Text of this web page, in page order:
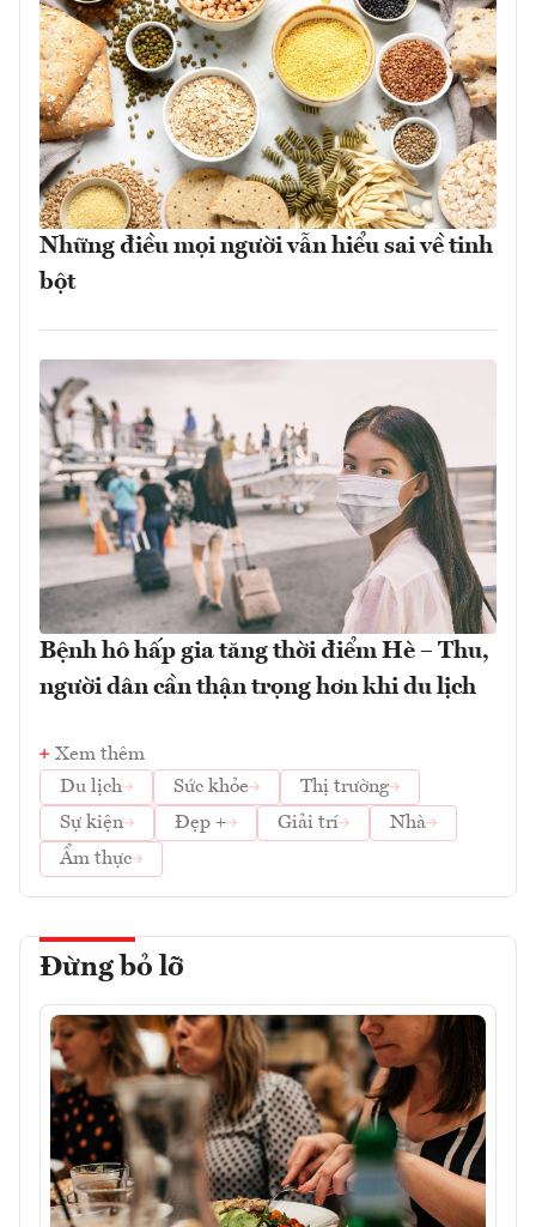
Những điều mọi người vẫn hiểu sai về tinh
bột
Bệnh hô hấp gia tăng thời điểm Hè – Thu,
người dân cần thận trọng hơn khi du lịch
Xem thêm
Du lịch
Sức khỏe
Thị trường
Sự kiện
Đẹp + Giải trí
Nhà
Ẩm thực
Đừng bỏ lỡ